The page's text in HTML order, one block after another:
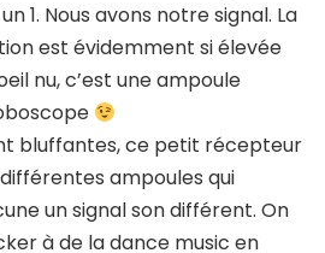
1. Nous avons notre signal. La
est évidemment si élevée
nu, c’est une ampoule
bluffantes, ce petit récepteur
ampoules qui
un signal son différent. On
à de la dance music en